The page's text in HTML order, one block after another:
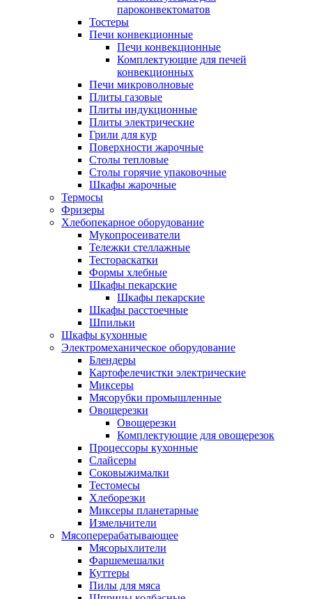
пароконвектоматов
Тостеры
Печи конвекционные
Печи конвекционные
Комплектующие для печей
конвекционных
Печи микроволновые
Плиты газовые
Плиты индукционные
Плиты электрические
Грили для кур
Поверхности жарочные
Столы тепловые
Столы горячие упаковочные
Шкафы жарочные
Термосы
Фризеры
Хлебопекарное оборудование
Мукопросеиватели
Тележки стеллажные
Тестораскатки
Формы хлебные
Шкафы пекарские
Шкафы пекарские
Шкафы расстоечные
Шпильки
Шкафы кухонные
Электромеханическое оборудование
Блендеры
Картофелечистки электрические
Миксеры
Мясорубки промышленные
Овощерезки
Овощерезки
Комплектующие для овощерезок
Процессоры кухонные
Слайсеры
Соковыжималки
Тестомесы
Хлеборезки
Миксеры планетарные
Измельчители
Мясоперерабатывающее
Мясорыхлители
Фаршемешалки
Куттеры
Пилы для мяса